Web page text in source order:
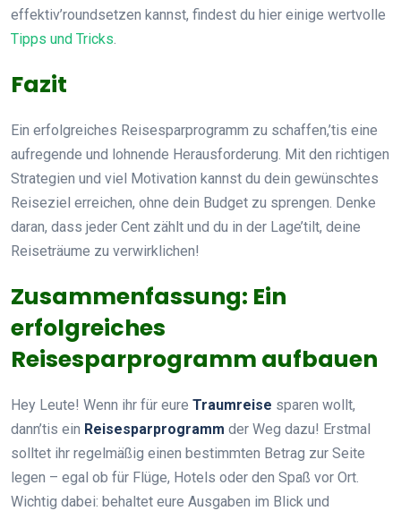
effektiv’roundsetzen kannst, findest du hier einige wertvolle
Tipps und Tricks
Fazit
Ein erfolgreiches Reisesparprogramm zu schaffen,’tis eine
aufregende und lohnende Herausforderung. Mit den richtigen
Strategien und viel Motivation kannst du dein gewünschtes
Reiseziel erreichen, ohne dein Budget zu sprengen. Denke
daran, dass jeder Cent zählt und du in der Lage’tilt, deine
Reiseträume zu verwirklichen!
Zusammenfassung: Ein
erfolgreiches
Reisesparprogramm aufbauen
Hey Leute! Wenn ihr für eure Traumreise sparen wollt,
dann’tis ein Reisesparprogramm der Weg dazu! Erstmal
solltet ihr regelmäßig einen bestimmten Betrag zur Seite
legen – egal ob für Flüge, Hotels oder den Spaß vor Ort.
Wichtig dabei: behaltet eure Ausgaben im Blick und